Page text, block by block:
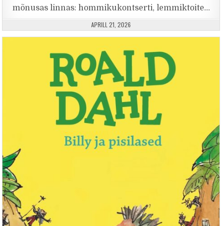
mõnusas linnas: hommikukontserti, lemmiktoite…
PUBLISHED DATE:
APRILL 21, 2026